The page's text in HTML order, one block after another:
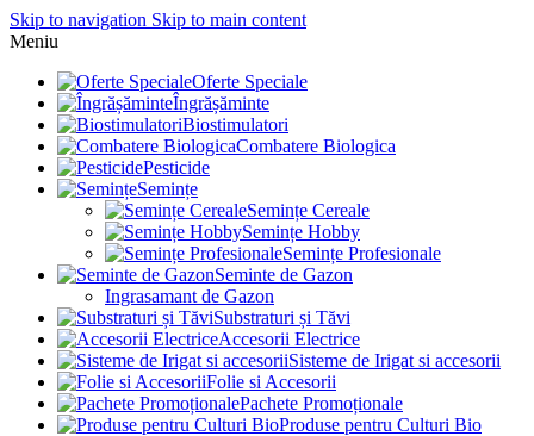
Skip to navigation Skip to main content
Meniu
Oferte Speciale
Îngrășăminte
Biostimulatori
Combatere Biologica
Pesticide
Semințe
Semințe Cereale
Semințe Hobby
Semințe Profesionale
Seminte de Gazon
Ingrasamant de Gazon
Substraturi și Tăvi
Accesorii Electrice
Sisteme de Irigat si accesorii
Folie si Accesorii
Pachete Promoționale
Produse pentru Culturi Bio